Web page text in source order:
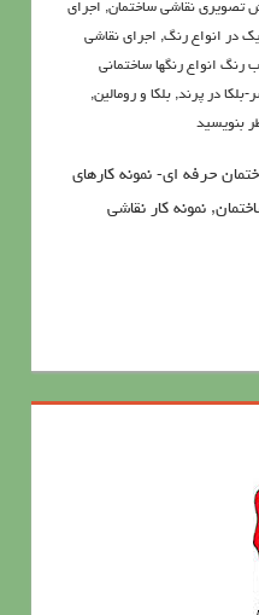
تصویری نقاشی ساختمان, اجرای
در انواع رنگ, اجرای نقاشی
رنگ انواع رنگها ساختمانی
بلکا در پرند, بلکا و رومالین,
بنویسید
حرفه ای- نمونه کارهای
نمونه کار نقاشی